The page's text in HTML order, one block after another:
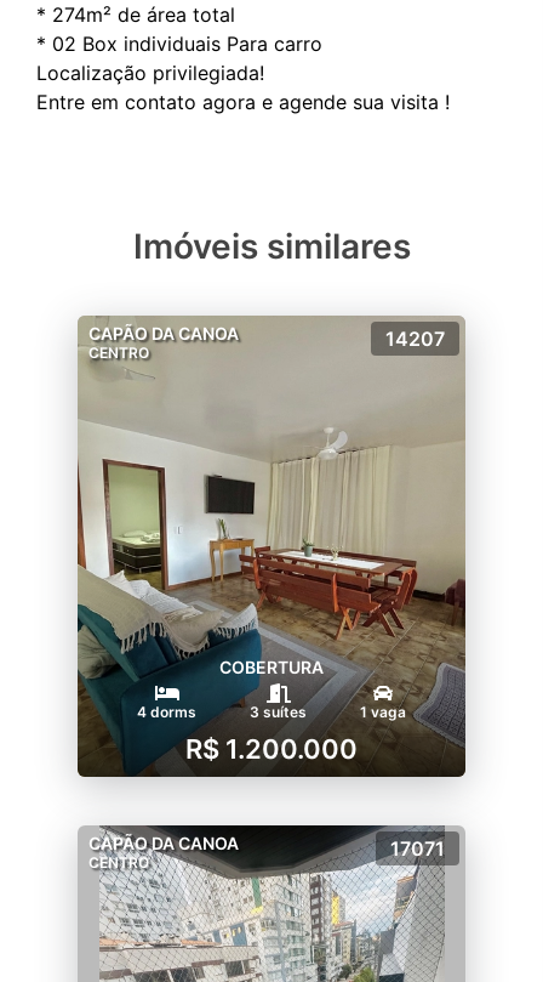
* 274m² de área total
* 02 Box individuais Para carro
Localização privilegiada!
Imóveis similares
CAPÃO DA CANOA
CENTRO
14207
COBERTURA
4 dorms 3 suítes 1 vaga
R$ 1.200.000
CAPÃO DA CANOA
CENTRO
17071